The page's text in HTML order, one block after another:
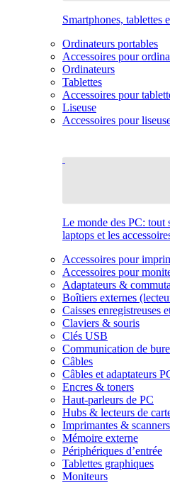
Smartphones, tablettes
Ordinateurs portables
Accessoires pour
Ordinateurs
Tablettes
Accessoires pour
Liseuse
Accessoires pour
Le monde des PC: tout
laptops et les
Accessoires pour
Accessoires pour
Adaptateurs &
Boîtiers externes
Caisses enregistreuses
Claviers & souris
Clés USB
Communication de
Câbles
Câbles et adaptateurs
Encres & toners
Haut-parleurs de PC
Hubs & lecteurs de
Imprimantes & scanners
Mémoire externe
Périphériques d’entrée
Tablettes graphiques
Moniteurs